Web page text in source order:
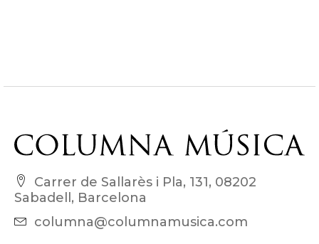
Carrer de Sallarès i Pla, 131, 08202
Sabadell, Barcelona
columna@columnamusica.com